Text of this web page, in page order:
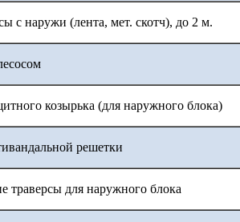
с наружи (лента, мет. скотч), до 2 м.
козырька (для наружного блока)
решетки
траверсы для наружного блока